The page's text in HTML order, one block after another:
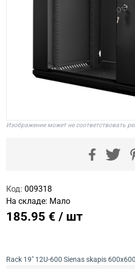
Изображение может не соответствовать
Код: 009318
На складе: Мало
185.95 € / шт
Rack 19" 12U-600 Sienas skapis